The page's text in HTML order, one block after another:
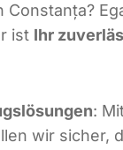
Constanța?
ist Ihr
:
wir sicher,